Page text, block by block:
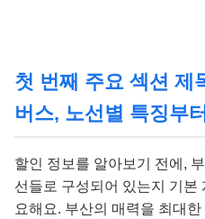
첫 번째 주요 섹션 제
버스, 노선별 특징부
할인 정보를 알아보기 전에,
선들로 구성되어 있는지 기본
요해요. 부산의 매력을 최대